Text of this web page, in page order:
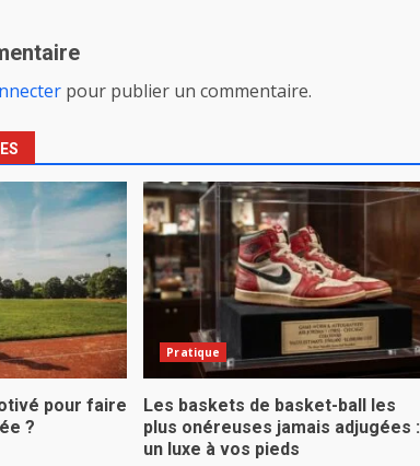
pour publier un commentaire.
pour faire
?
Pratique
Les baskets de basket-ball les
plus onéreuses jamais adjugées :
un luxe à vos pieds